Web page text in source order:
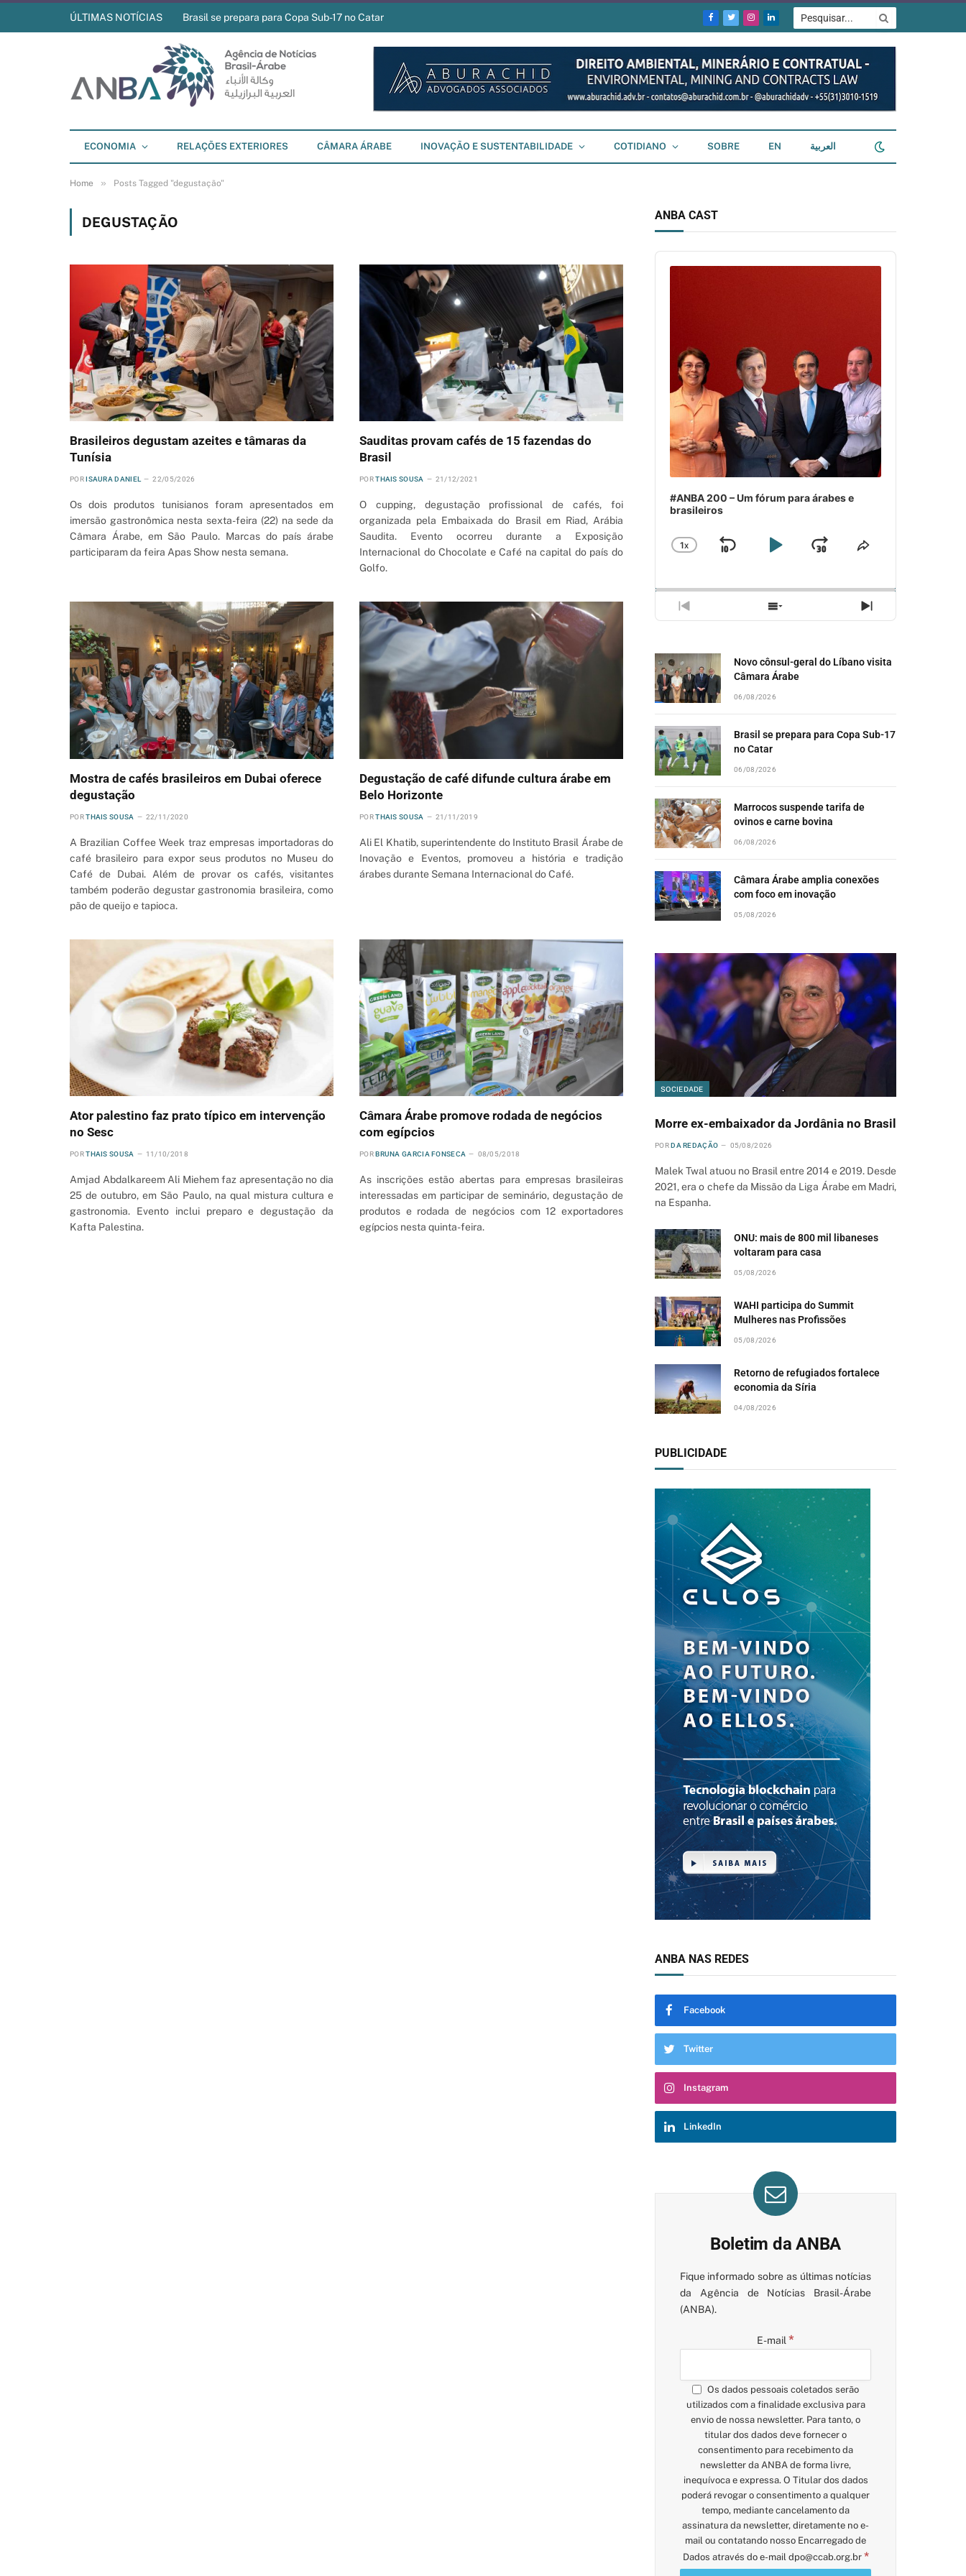
ÚLTIMAS NOTÍCIAS Brasil se prepara para Copa Sub-17 no Catar
Facebook
TwitterInstagram
LinkedIn
ECONOMIA RELAÇÕES EXTERIORES CÂMARA ÁRABE INOVAÇÃO E SUSTENTABILIDADE COTIDIANO SOBRE EN العربية
Home » Posts Tagged "degustação"
DEGUSTAÇÃO
Brasileiros degustam azeites e tâmaras da
Tunísia
POR ISAURA DANIEL 22/05/2026
Os dois produtos tunisianos foram apresentados em
imersão gastronômica nesta sexta-feira (22) na sede da
Câmara Árabe, em São Paulo. Marcas do país árabe
participaram da feira Apas Show nesta semana.
Sauditas provam cafés de 15 fazendas do
Brasil
POR THAIS SOUSA 21/12/2021
O cupping, degustação profissional de cafés, foi
organizada pela Embaixada do Brasil em Riad, Arábia
Saudita. Evento ocorreu durante a Exposição
Internacional do Chocolate e Café na capital do país do
Golfo.
Mostra de cafés brasileiros em Dubai oferece
degustação
POR THAIS SOUSA 22/11/2020
A Brazilian Coffee Week traz empresas importadoras do
café brasileiro para expor seus produtos no Museu do
Café de Dubai. Além de provar os cafés, visitantes
também poderão degustar gastronomia brasileira, como
pão de queijo e tapioca.
Degustação de café difunde cultura árabe em
Belo Horizonte
POR THAIS SOUSA 21/11/2019
Ali El Khatib, superintendente do Instituto Brasil Árabe de
Inovação e Eventos, promoveu a história e tradição
árabes durante Semana Internacional do Café.
Ator palestino faz prato típico em intervenção
no Sesc
POR THAIS SOUSA 11/10/2018
Amjad Abdalkareem Ali Miehem faz apresentação no dia
25 de outubro, em São Paulo, na qual mistura cultura e
gastronomia. Evento inclui preparo e degustação da
Kafta Palestina.
Câmara Árabe promove rodada de negócios
com egípcios
POR BRUNA GARCIA FONSECA 08/05/2018
As inscrições estão abertas para empresas brasileiras
interessadas em participar de seminário, degustação de
produtos e rodada de negócios com 12 exportadores
egípcios nesta quinta-feira.
ANBA CAST
Audio
Player
#ANBA 200 – Um fórum para árabes e
brasileiros
CHANGE
1X
SKIPPLAYJUMP
PREVIOUS
EPISODE
SHOW
EPISODES
NEXT
EPISODE
Novo cônsul-geral do Líbano visita
Câmara Árabe
06/08/2026
Brasil se prepara para Copa Sub-17
no Catar
06/08/2026
Marrocos suspende tarifa de
ovinos e carne bovina
06/08/2026
Câmara Árabe amplia conexões
com foco em inovação
05/08/2026
SOCIEDADE
Morre ex-embaixador da Jordânia no Brasil
POR DA REDAÇÃO 05/08/2026
Malek Twal atuou no Brasil entre 2014 e 2019. Desde
2021, era o chefe da Missão da Liga Árabe em Madri,
na Espanha.
ONU: mais de 800 mil libaneses
voltaram para casa
05/08/2026
WAHI participa do Summit
Mulheres nas Profissões
05/08/2026
Retorno de refugiados fortalece
economia da Síria
04/08/2026
PUBLICIDADE
ANBA NAS REDES
Facebook
Twitter
Instagram
LinkedIn
Boletim da ANBA
Fique informado sobre as últimas notícias
da Agência de Notícias Brasil-Árabe
(ANBA).
E-mail *
Os dados pessoais coletados serão
utilizados com a finalidade exclusiva para
envio de nossa newsletter. Para tanto, o
titular dos dados deve fornecer o
consentimento para recebimento da
newsletter da ANBA de forma livre,
inequívoca e expressa. O Titular dos dados
poderá revogar o consentimento a qualquer
tempo, mediante cancelamento da
assinatura da newsletter, diretamente no e-
mail ou contatando nosso Encarregado de
Dados através do e-mail dpo@ccab.org.br *